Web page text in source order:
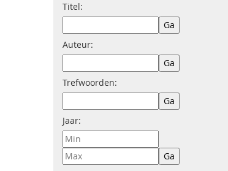
Titel:
Auteur:
Trefwoorden:
Jaar: